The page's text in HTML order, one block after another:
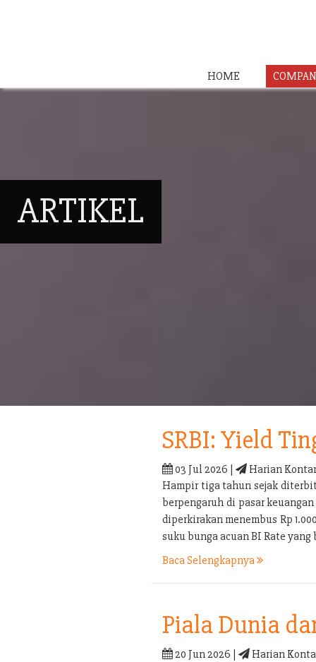
HOME
ARTIKEL
SRBI: Yield
03 Jul 2026 |
Harian
Hampir tiga tahun sejak
berpengaruh di pasar
diperkirakan menembus Rp
suku bunga acuan BI Rate yang
Baca Selengkapnya
Piala Dunia
20 Jun 2026 |
Harian